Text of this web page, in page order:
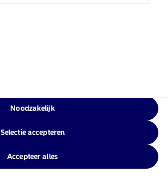
Noodzakelijk
Selectie accepteren
Accepteer alles